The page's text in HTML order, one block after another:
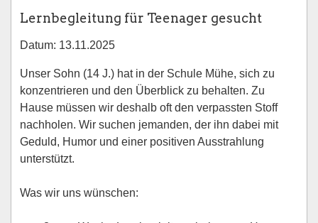
Lernbegleitung für Teenager gesucht
Datum: 13.11.2025
Unser Sohn (14 J.) hat in der Schule Mühe, sich zu
konzentrieren und den Überblick zu behalten. Zu
Hause müssen wir deshalb oft den verpassten Stoff
nachholen. Wir suchen jemanden, der ihn dabei mit
Geduld, Humor und einer positiven Ausstrahlung
unterstützt.
Was wir uns wünschen: